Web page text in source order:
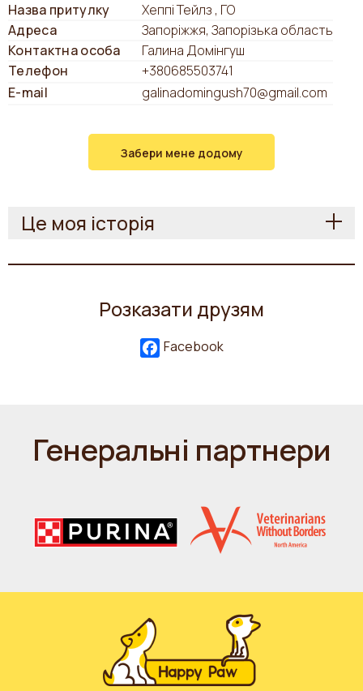
Назва притулку
Хеппі Тейлз , ГО
Адреса
Запоріжжя, Запорізька область
Контактна особа
Галина Домінгуш
Телефон
+380685503741
E-mail
galinadomingush70@gmail.com
Забери мене додому
Це моя історія
Розказати друзям
Facebook
Генеральні партнери